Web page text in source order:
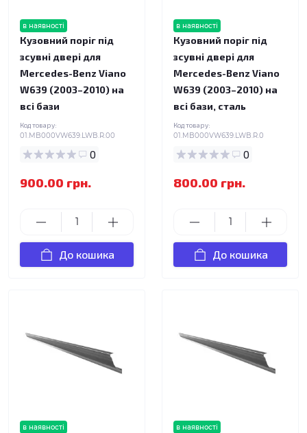
в наявності
Кузовний поріг під
зсувні двері для
Mercedes-Benz Viano
W639 (2003–2010) на
всі бази
Код товару:
01.MB000VW639.LWB.R.00
0
900.00 грн.
До кошика
в наявності
Кузовний поріг під
зсувні двері для
Mercedes-Benz Viano
W639 (2003–2010) на
всі бази, сталь
Код товару:
01.MB000VW639.LWB.R.0
0
800.00 грн.
До кошика
в наявності в наявності